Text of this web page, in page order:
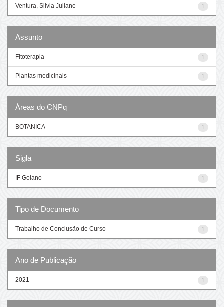
1
Ventura, Silvia Juliane
Assunto
1
Fitoterapia
1
Plantas medicinais
Áreas do CNPq
1
BOTANICA
Sigla
1
IF Goiano
Tipo de Documento
1
Trabalho de Conclusão de Curso
Ano de Publicação
1
2021